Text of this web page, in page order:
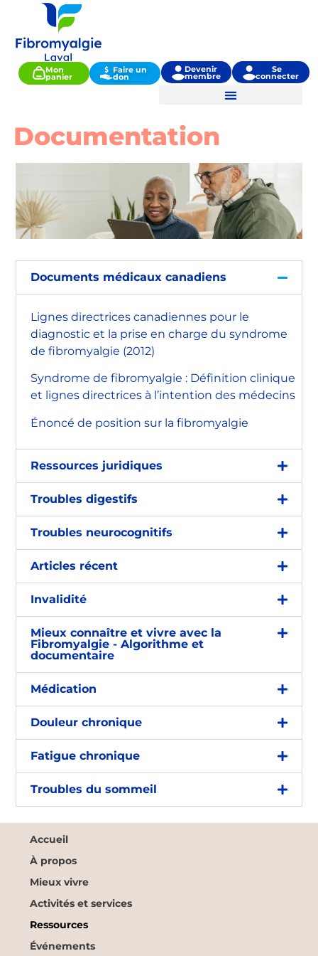
Mon
panier
Faire un
don
Devenir
membre
Se
connecter
Documentation
Documents médicaux canadiens
Lignes directrices canadiennes pour le
diagnostic et la prise en charge du syndrome
de fibromyalgie (2012)
Syndrome de fibromyalgie : Définition clinique
et lignes directrices à l’intention des médecins
Énoncé de position sur la fibromyalgie
Ressources juridiques
Troubles digestifs
Troubles neurocognitifs
Articles récent
Invalidité
Mieux connaître et vivre avec la
Fibromyalgie - Algorithme et
documentaire
Médication
Douleur chronique
Fatigue chronique
Troubles du sommeil
Accueil
À propos
Mieux vivre
Activités et services
Ressources
Événements